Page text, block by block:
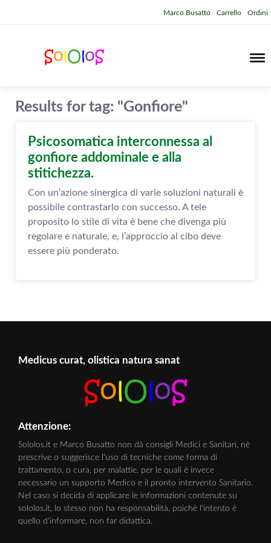
Marco Busatto Carrello Ordini
Results for tag: "Gonfiore"
Psicosomatica interconnessa al
gonfiore addominale e alla
stitichezza.
Con un’azione sinergica di varie soluzioni naturali è
possibile contrastarlo con successo. A tele
proposito lo stile di vita è bene che divenga più
regolare e naturale, e, l’approccio al cibo deve
essere più ponderato.
Medicus curat, olistica natura sanat
Attenzione:
Sololos.it e Marco Busatto non dà consigli Medici e Sanitari, nè
prescrive o suggerisce l'uso di tecniche come forma di
trattamento, o cura, per malattie, per le quali è invece
necessario un supporto Medico e il pronto intervento Sanitario.
Nel caso si decida di applicare le informazioni contenute su
sololos.it, lo stesso non ha responsabilità, poichè l'intento è
quello d'informare, non far didattica.